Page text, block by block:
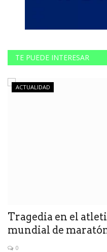
TE PUEDE INTERESAR
ACTUALIDAD
Tragedia en el
mundial de
0